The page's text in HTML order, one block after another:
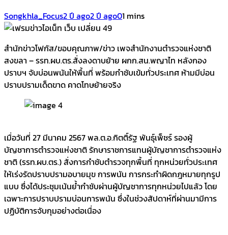
Songkhla_Focus2 ปี ago2 ปี ago01 mins
สำนักข่าวโฟกัส/ขอบคุณภาพ/ข่าว เพจสำนักงานตำรวจแห่งชาติ
สงขลา – รรท.ผบ.ตร.สั่งลงดาบย้าย ผกก.สน.พญาไท หลังกอง
ปราบฯ จับบ่อนพนันให้พื้นที่ พร้อมกำชับเข้มทั่วประเทศ ห้ามมีบ่อน
ปราบปรามเด็ดขาด คาดโทษย้ายจริง
เมื่อวันที่ 27 มีนาคม 2567 พล.ต.อ.กิตติ์รัฐ พันธุ์เพ็ชร์ รองผู้
บัญชาการตำรวจแห่งชาติ รักษาราชการแทนผู้บัญชาการตำรวจแห่ง
ชาติ (รรท.ผบ.ตร.) สั่งการกำชับตำรวจทุกพื้นที่ ทุกหน่วยทั่วประเทศ
ให้เร่งรัดปราบปรามอบายมุข การพนัน การกระทำผิดกฎหมายทุกรูป
แบบ ซึ่งได้ประชุมเน้นย้ำกำชับผ่านผู้บัญชาการทุกหน่วยไปแล้ว โดย
เฉพาะการปราบปรามบ่อนการพนัน ซึ่งในช่วงสัปดาห์ที่ผ่านมามีการ
ปฏิบัติการจับกุมอย่างต่อเนื่อง